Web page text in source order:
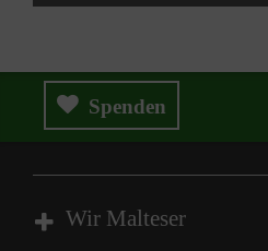
Spenden
Wir Malteser